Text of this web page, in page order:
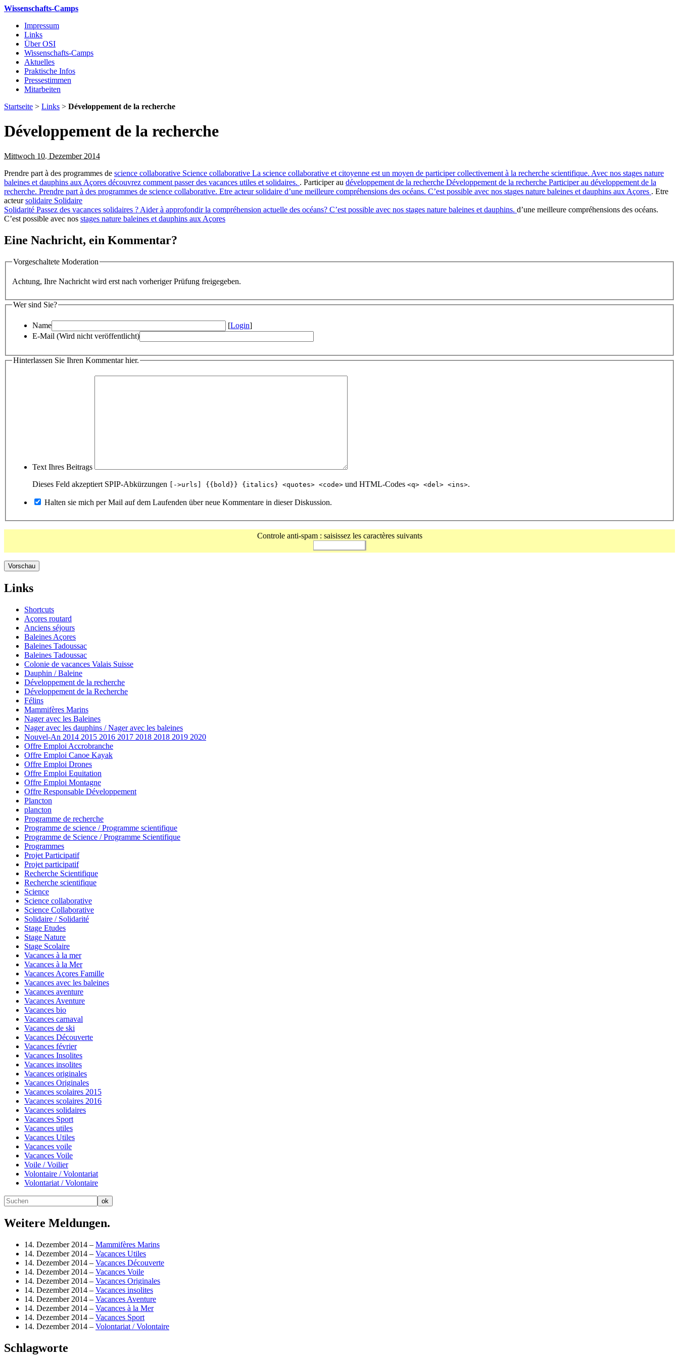
Wissenschafts-Camps
Impressum
Links
Über OSI
Wissenschafts-Camps
Aktuelles
Praktische Infos
Pressestimmen
Mitarbeiten
Startseite > Links > Développement de la recherche
Développement de la recherche
Mittwoch 10. Dezember 2014
Prendre part à des programmes de science collaborative Science collaborative La science collaborative et citoyenne est un moyen de participer collectivement à la recherche scientifique. Avec nos stages nature
baleines et dauphins aux Açores découvrez comment passer des vacances utiles et solidaires. . Participer au développement de la recherche Développement de la recherche Participer au développement de la
recherche. Prendre part à des programmes de science collaborative. Etre acteur solidaire d’une meilleure compréhensions des océans. C’est possible avec nos stages nature baleines et dauphins aux Açores . Etre
acteursolidaire Solidaire
Solidarité Passez des vacances solidaires ? Aider à approfondir la compréhension actuelle des océans? C’est possible avec nos stages nature baleines et dauphins. d’une meilleure compréhensions des océans.
C’est possible avec nos stages nature baleines et dauphins aux Açores
Eine Nachricht, ein Kommentar?
Vorgeschaltete Moderation
Achtung, Ihre Nachricht wird erst nach vorheriger Prüfung freigegeben.
Wer sind Sie?
Name [Login]
E-Mail (Wird nicht veröffentlicht)
Hinterlassen Sie Ihren Kommentar hier.
Text Ihres Beitrags
Dieses Feld akzeptiert SPIP-Abkürzungen
[->urls] {{bold}} {italics} <quotes> <code> und HTML-Codes <q> <del> <ins>.
Halten sie mich per Mail auf dem Laufenden über neue Kommentare in dieser Diskussion.
Controle anti-spam : saisissez les caractères suivants
Links
Shortcuts
Açores routard
Anciens séjours
Baleines Açores
Baleines Tadoussac
Baleines Tadoussac
Colonie de vacances Valais Suisse
Dauphin / Baleine
Développement de la recherche
Développement de la Recherche
Félins
Mammifères Marins
Nager avec les Baleines
Nager avec les dauphins / Nager avec les baleines
Nouvel-An 2014 2015 2016 2017 2018 2018 2019 2020
Offre Emploi Accrobranche
Offre Emploi Canoe Kayak
Offre Emploi Drones
Offre Emploi Equitation
Offre Emploi Montagne
Offre Responsable Développement
Plancton
plancton
Programme de recherche
Programme de science / Programme scientifique
Programme de Science / Programme Scientifique
Programmes
Projet Participatif
Projet participatif
Recherche Scientifique
Recherche scientifique
Science
Science collaborative
Science Collaborative
Solidaire / Solidarité
Stage Etudes
Stage Nature
Stage Scolaire
Vacances à la mer
Vacances à la Mer
Vacances Açores Famille
Vacances avec les baleines
Vacances aventure
Vacances Aventure
Vacances bio
Vacances carnaval
Vacances de ski
Vacances Découverte
Vacances février
Vacances Insolites
Vacances insolites
Vacances originales
Vacances Originales
Vacances scolaires 2015
Vacances scolaires 2016
Vacances solidaires
Vacances Sport
Vacances utiles
Vacances Utiles
Vacances voile
Vacances Voile
Voile / Voilier
Volontaire / Volontariat
Volontariat / Volontaire
Weitere Meldungen.
14. Dezember 2014 – Mammifères Marins
14. Dezember 2014 – Vacances Utiles
14. Dezember 2014 – Vacances Découverte
14. Dezember 2014 – Vacances Voile
14. Dezember 2014 – Vacances Originales
14. Dezember 2014 – Vacances insolites
14. Dezember 2014 – Vacances Aventure
14. Dezember 2014 – Vacances à la Mer
14. Dezember 2014 – Vacances Sport
14. Dezember 2014 – Volontariat / Volontaire
Schlagworte